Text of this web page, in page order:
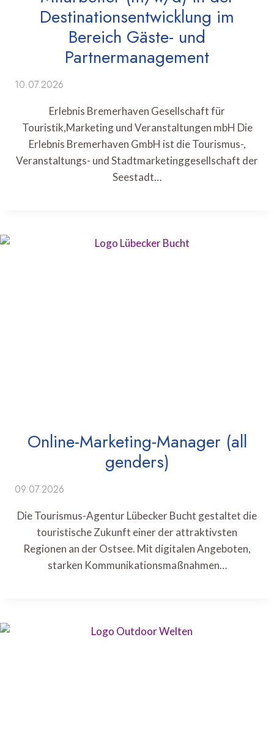
Destinationsentwicklung im
Bereich Gäste- und
Partnermanagement
10.07.2026
Erlebnis Bremerhaven Gesellschaft für
Touristik,Marketing und Veranstaltungen mbH Die
Erlebnis Bremerhaven GmbH ist die Tourismus-,
Veranstaltungs- und Stadtmarketinggesellschaft der
Seestadt…
Online-Marketing-Manager (all
genders)
09.07.2026
Die Tourismus-Agentur Lübecker Bucht gestaltet die
touristische Zukunft einer der attraktivsten
Regionen an der Ostsee. Mit digitalen Angeboten,
starken Kommunikationsmaßnahmen…